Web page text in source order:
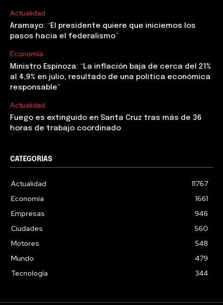
Actualidad
Aramayo: “El presidente quiere que iniciemos los
pasos hacia el federalismo”
Economía
Ministro Espinoza: “La inflación baja de cerca del 21%
al 4,9% en julio, resultado de una política económica
responsable”
Actualidad
Fuego es extinguido en Santa Cruz tras más de 36
horas de trabajo coordinado
CATEGORIAS
Actualidad
11767
Economía
1661
Empresas
946
Ciudades
560
Motores
548
Mundo
479
Tecnología
344